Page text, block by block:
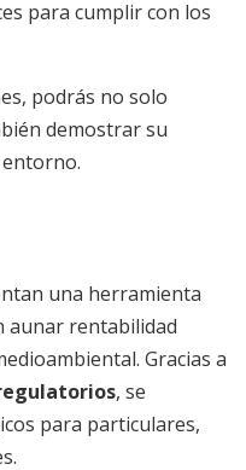
para cumplir con los
podrás no solo
demostrar su
una herramienta
aunar rentabilidad
Gracias a
, se
para particulares,